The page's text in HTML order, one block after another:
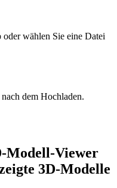
wählen Sie eine Datei
dem Hochladen.
Modell-Viewer
3D-Modelle